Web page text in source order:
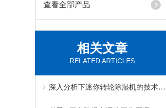
查看全部产品
相关文章
RELATED ARTICLES
深入分析下迷你转轮除湿机的技术原理